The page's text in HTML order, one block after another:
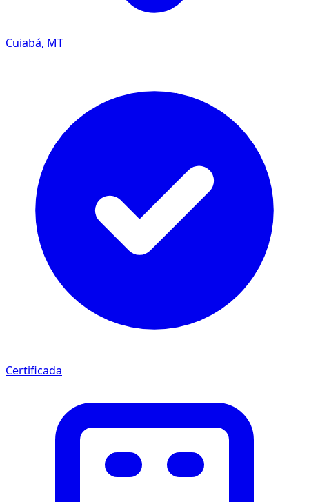
Cuiabá, MT
Certificada